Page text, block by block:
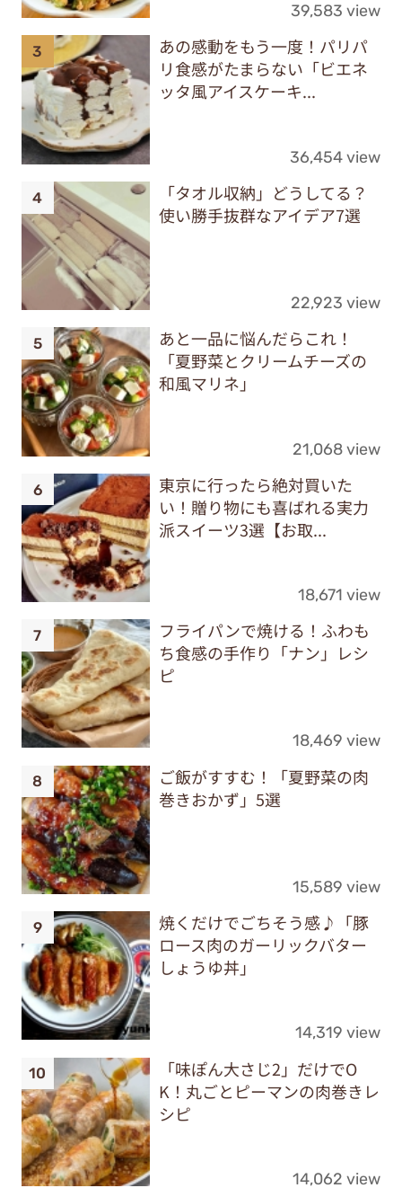
39,583 view
あの感動をもう一度！パリパ
リ食感がたまらない「ビエネ
ッタ風アイスケーキ...
36,454 view
「タオル収納」どうしてる？
使い勝手抜群なアイデア7選
22,923 view
あと一品に悩んだらこれ！
「夏野菜とクリームチーズの
和風マリネ」
21,068 view
東京に行ったら絶対買いた
い！贈り物にも喜ばれる実力
派スイーツ3選【お取...
18,671 view
フライパンで焼ける！ふわも
ち食感の手作り「ナン」レシ
ピ
18,469 view
ご飯がすすむ！「夏野菜の肉
巻きおかず」5選
15,589 view
焼くだけでごちそう感♪「豚
ロース肉のガーリックバター
しょうゆ丼」
14,319 view
「味ぽん大さじ2」だけでO
K！丸ごとピーマンの肉巻きレ
シピ
14,062 view